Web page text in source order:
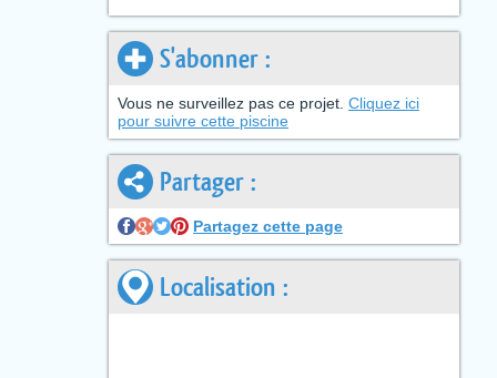
S'abonner :
Vous ne surveillez pas ce projet. Cliquez ici
pour suivre cette piscine
Partager :
Partagez cette page
Localisation :